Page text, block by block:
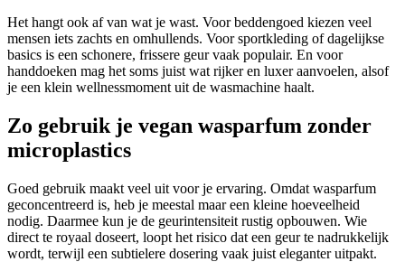
Het hangt ook af van wat je wast. Voor beddengoed kiezen veel
mensen iets zachts en omhullends. Voor sportkleding of dagelijkse
basics is een schonere, frissere geur vaak populair. En voor
handdoeken mag het soms juist wat rijker en luxer aanvoelen, alsof
je een klein wellnessmoment uit de wasmachine haalt.
Zo gebruik je vegan wasparfum zonder
microplastics
Goed gebruik maakt veel uit voor je ervaring. Omdat wasparfum
geconcentreerd is, heb je meestal maar een kleine hoeveelheid
nodig. Daarmee kun je de geurintensiteit rustig opbouwen. Wie
direct te royaal doseert, loopt het risico dat een geur te nadrukkelijk
wordt, terwijl een subtielere dosering vaak juist eleganter uitpakt.